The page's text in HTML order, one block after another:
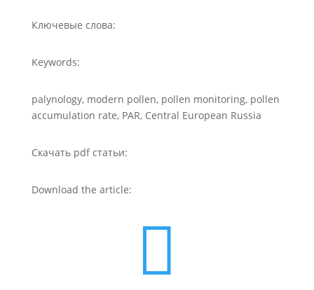
Ключевые слова:
Keywords:
palynology, modern pollen, pollen monitoring, pollen
accumulation rate, PAR, Central European Russia
Скачать pdf статьи:
Download the article:
